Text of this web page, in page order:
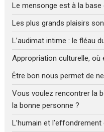
Le mensonge est à la
Les plus grands plaisirs
L’audimat intime : le fléau
Appropriation culturelle, où
Être bon nous permet de
Vous voulez rencontrer la
la bonne personne ?
L’humain et l’effondrement